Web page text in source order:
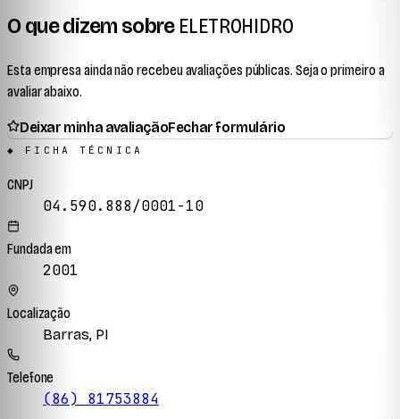
O que dizem sobre ELETROHIDRO
Esta empresa ainda não recebeu avaliações públicas. Seja o primeiro a
avaliar abaixo.
Deixar minha avaliaçãoFechar formulário
◆ FICHA TÉCNICA
CNPJ
04.590.888/0001-10
Fundada em
2001
Localização
Barras, PI
Telefone
(86) 81753884